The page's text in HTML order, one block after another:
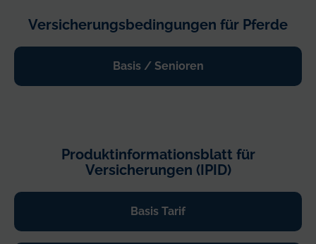
Versicherungsbedingungen für Pferde
Basis / Senioren
Produktinformationsblatt für
Versicherungen (IPID)
Basis Tarif